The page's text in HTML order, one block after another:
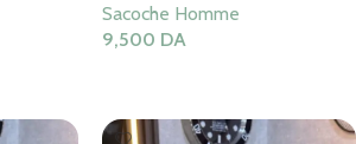
Sacoche Homme
9,500 DA